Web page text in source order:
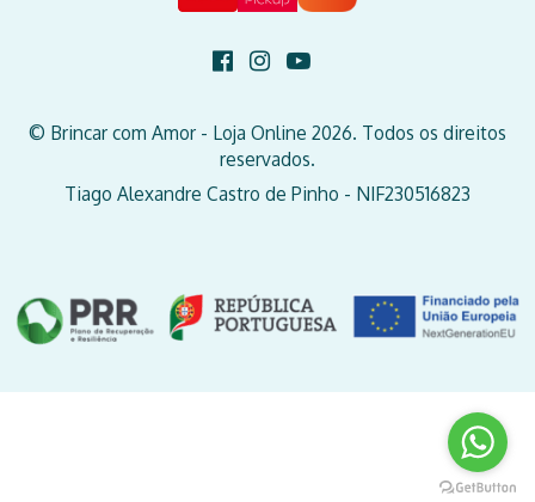
© Brincar com Amor - Loja Online 2026. Todos os direitos
reservados.
Tiago Alexandre Castro de Pinho - NIF230516823